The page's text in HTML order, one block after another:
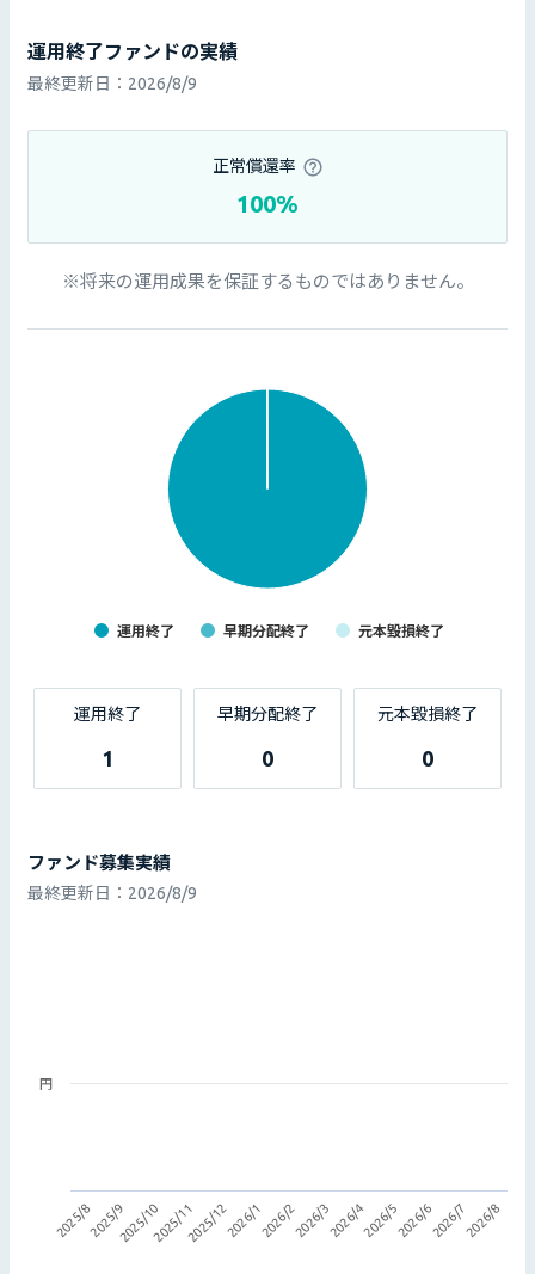
運用終了ファンドの実績
最終更新日： 2026/8/9
正常償還率
100%
※将来の運用成果を保証するものではありません。
運用終了 早期分配終了 元本毀損終了
運用終了
1
早期分配終了
0
元本毀損終了
0
ファンド募集実績
最終更新日： 2026/8/9
2025/82025/92025/102025/112025/122026/12026/22026/32026/42026/52026/62026/72026/8
円